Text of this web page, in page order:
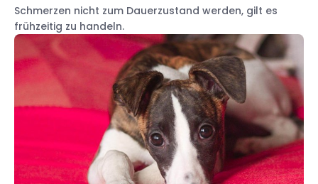
Schmerzen nicht zum Dauerzustand werden, gilt es
frühzeitig zu handeln.